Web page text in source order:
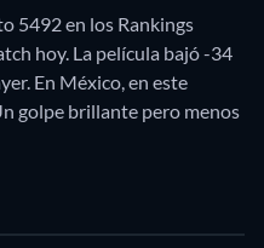
5492 en los Rankings
hoy. La película bajó -34
En México, en este
golpe brillante pero menos